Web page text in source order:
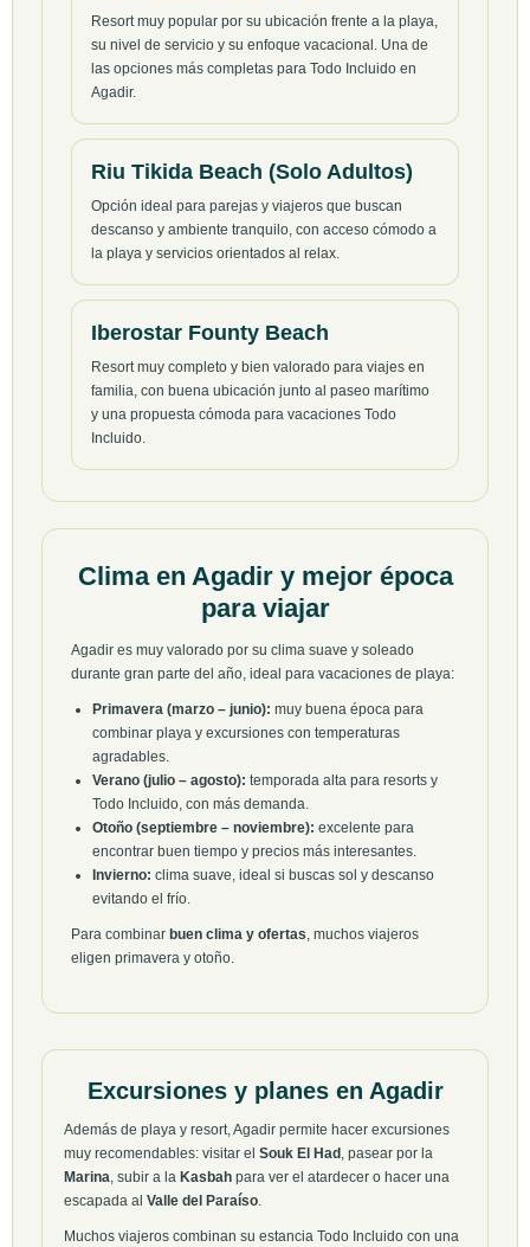
Resort muy popular por su ubicación frente a la playa,
su nivel de servicio y su enfoque vacacional. Una de
las opciones más completas para Todo Incluido en
Agadir.
Riu Tikida Beach (Solo Adultos)
Opción ideal para parejas y viajeros que buscan
descanso y ambiente tranquilo, con acceso cómodo a
la playa y servicios orientados al relax.
Iberostar Founty Beach
Resort muy completo y bien valorado para viajes en
familia, con buena ubicación junto al paseo marítimo
y una propuesta cómoda para vacaciones Todo
Incluido.
Clima en Agadir y mejor época
para viajar
Agadir es muy valorado por su clima suave y soleado
durante gran parte del año, ideal para vacaciones de playa:
Primavera (marzo – junio): muy buena época para
combinar playa y excursiones con temperaturas
agradables.
Verano (julio – agosto): temporada alta para resorts y
Todo Incluido, con más demanda.
Otoño (septiembre – noviembre): excelente para
encontrar buen tiempo y precios más interesantes.
Invierno: clima suave, ideal si buscas sol y descanso
evitando el frío.
Para combinar buen clima y ofertas, muchos viajeros
eligen primavera y otoño.
Excursiones y planes en Agadir
Además de playa y resort, Agadir permite hacer excursiones
muy recomendables: visitar el Souk El Had , pasear por la
Marina, subir a la Kasbah para ver el atardecer o hacer una
escapada al Valle del Paraíso.
Muchos viajeros combinan su estancia Todo Incluido con una